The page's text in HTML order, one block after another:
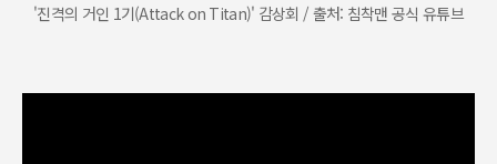
'진격의 거인 1기(Attack on Titan)' 감상회 / 출처: 침착맨 공식 유튜브